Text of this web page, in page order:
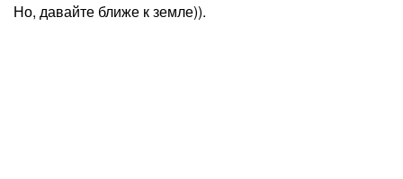
Но, давайте ближе к земле)).